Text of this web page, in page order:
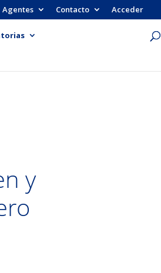
Agentes Contacto Acceder
y